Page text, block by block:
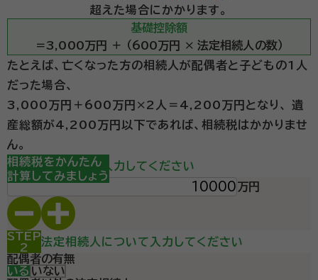
超えた場合にかかります。
基礎控除額
＝3,000万円 ＋ （600万円 × 法定相続人の数）
たとえば、亡くなった方の相続人が配偶者と子どもの1人
だった場合、
3,000万円＋600万円×2人＝4,200万円となり、
遺
産総額が4,200万円以下であれば、相続税はかかりませ
ん。
相続税をかんたん
計算してみましょう
STEP
1
遺産総額を入力してください
万円
STEP
2
法定相続人について入力してください
配偶者の有無
いる いない